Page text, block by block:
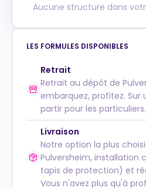
Aucune structure dans
LES FORMULES DISPONIBLES
Retrait
Retrait au dépôt de
embarquez, profitez.
partir pour les particuliers.
Livraison
Notre option la plus
Pulversheim, installation
tapis de protection) et
Vous n'avez plus qu'à